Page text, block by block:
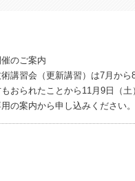
のご案内
講習会（更新講習）は7月か
おられたことから11月9日（
の案内から申し込みください。